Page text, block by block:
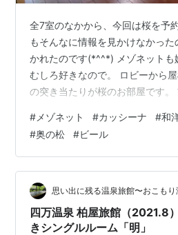
全7室のなかから、今回は桜を予
もそんなに情報を見かけなかっ
かれたのです(*^^*) メゾネットも
むしろ好きなので。 ロビーから
の突き当たりが桜のお部屋です。
で移動できそう。 玄関ホールか
手がクローゼットです。 外履き
花はもちろん、アルコールスプ
あるのはありがたい(^^) あると
完備。 クローゼット内には羽織
たけど脱臭炭が設置…
# メゾネット #カッシーナ #和
#奥の松 #ビール
思い出に残る温泉旅館〜おこも
四万温泉 柏屋旅館（
きシングルルーム「明」